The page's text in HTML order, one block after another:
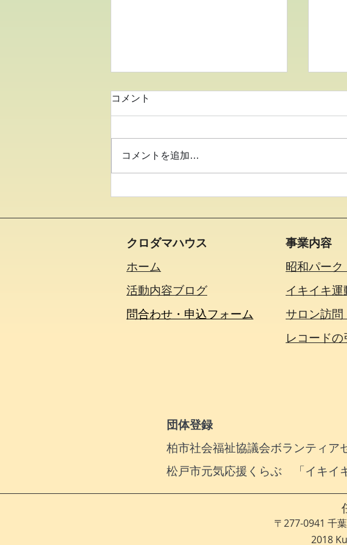
コメント
コメントを追加…
クロダマハウス
ホーム
活動内容​ブログ​
問合わせ・申込フォーム
事業内容
昭和パーク
イキイキ運
サロン訪問
レコードの
団体登録
柏市社会福祉協議会ボランティア
松戸市元気応援くらぶ 「イキイ
〒277-0941 千
2018